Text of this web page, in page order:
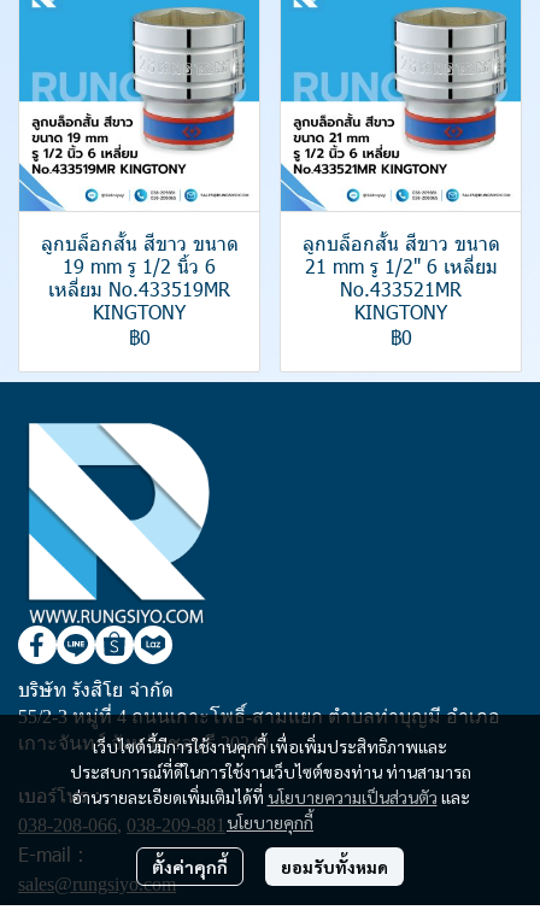
ลูกบล็อกสั้น สีขาว ขนาด
19 mm รู 1/2 นิ้ว 6
เหลี่ยม No.433519MR
KINGTONY
฿0
ลูกบล็อกสั้น สีขาว ขนาด
21 mm รู 1/2" 6 เหลี่ยม
No.433521MR
KINGTONY
฿0
เว็บไซต์นี้มีการใช้งานคุกกี้ เพื่อเพิ่มประสิทธิภาพและ
ประสบการณ์ที่ดีในการใช้งานเว็บไซต์ของท่าน ท่านสามารถ
อ่านรายละเอียดเพิ่มเติมได้ที่ นโยบายความเป็นส่วนตัว และ
นโยบายคุกกี้
ตั้งค่าคุกกี้ ยอมรับทั้งหมด
บริษัท รังสิโย จำกัด
55/2-3 หมู่ที่ 4 ถนนเกาะโพธิ์-สามแยก ตำบลท่าบุญมี อำเภอ
เกาะจันทร์ จังหวัดชลบุรี 20240
เบอร์โทร :
038-208-066, 038-209-881
E-mail :
sales@rungsiyo.com